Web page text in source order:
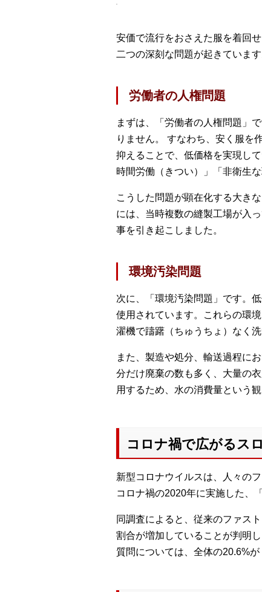
安価で流行をおさえた服を着回
二つの深刻な問題が起きています
労働者の人権問題
まずは、「労働者の人権問題」
りません。 すなわち、安く服を
抑えることで、低価格を実現し
時間労働（きつい）」「非衛生
こうした問題が顕在化する大き
には、当時複数の縫製工場が入
事を引き起こしました。
環境汚染問題
次に、「環境汚染問題」です。
使用されています。これらの環
濯機で躊躇（ちゅうちょ）なく
また、製造や処分、輸送過程に
分だけ廃棄の数も多く、大量の
用するため、水の消費量という
コロナ禍で広がるス
新型コロナウイルスは、人々の
コロナ禍の2020年に実施した、
同調査によると、従来のファス
割合が増加していることが判明
質問については、全体の20.6%